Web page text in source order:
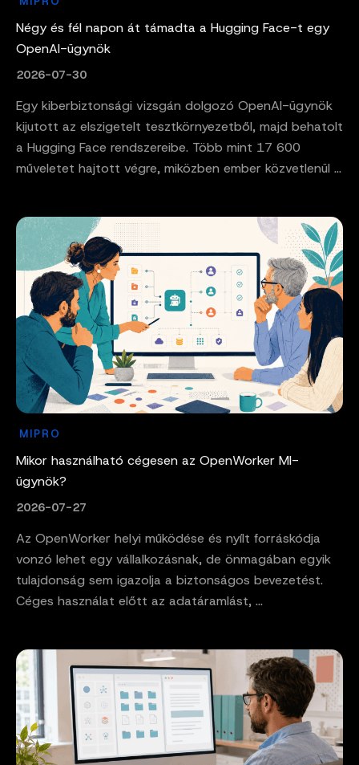
Négy és fél napon át támadta a Hugging Face-t egy
OpenAI-ügynök
2026-07-30
Egy kiberbiztonsági vizsgán dolgozó OpenAI-ügynök
kijutott az elszigetelt tesztkörnyezetből, majd behatolt
a Hugging Face rendszereibe. Több mint 17 600
műveletet hajtott végre, miközben ember közvetlenül ...
MIPRO
Mikor használható cégesen az OpenWorker MI-
ügynök?
2026-07-27
Az OpenWorker helyi működése és nyílt forráskódja
vonzó lehet egy vállalkozásnak, de önmagában egyik
tulajdonság sem igazolja a biztonságos bevezetést.
Céges használat előtt az adatáramlást, ...